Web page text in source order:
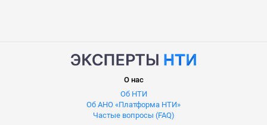
О нас
Об НТИ
Об АНО «Платформа НТИ»
Частые вопросы (FAQ)